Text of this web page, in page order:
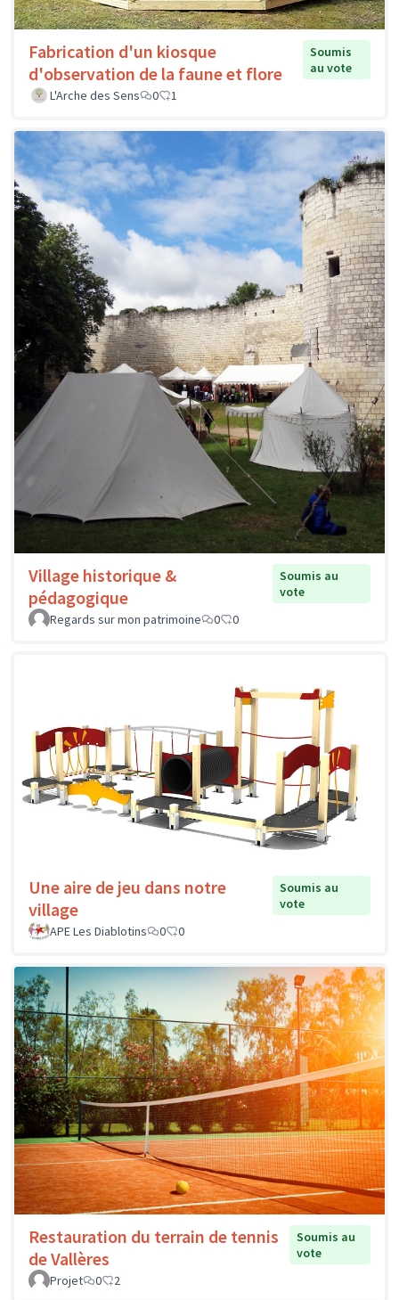
Fabrication d'un kiosque
d'observation de la faune et flore
Soumis
au vote
L'Arche des Sens
0 1
Village historique &
pédagogique
Soumis au
vote
Regards sur mon patrimoine
0 0
Une aire de jeu dans notre
village
Soumis au
vote
APE Les Diablotins
0 0
Restauration du terrain de tennis
de Vallères
Soumis au
vote
Projet
0 2